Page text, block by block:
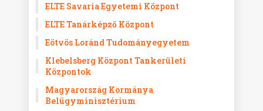
ELTE Savaria Egyetemi Központ
ELTE Tanárképző Központ
Eötvös Loránd Tudományegyetem
Klebelsberg Központ Tankerületi
Központok
Magyarország Kormánya
Belügyminisztérium